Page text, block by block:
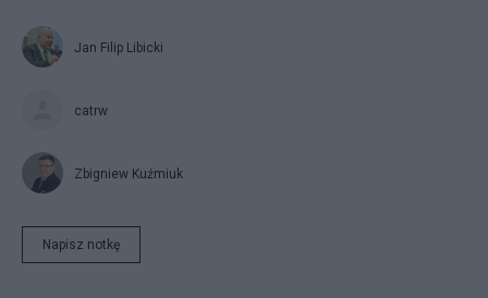
Jan Filip Libicki
catrw
Zbigniew Kuźmiuk
Napisz notkę